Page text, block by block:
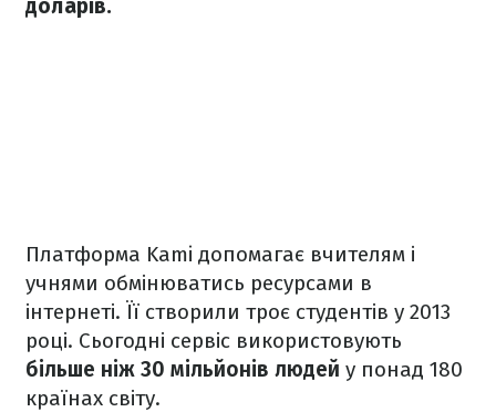
доларів.
Платформа Kami допомагає вчителям і
учнями обмінюватись ресурсами в
інтернеті. Її створили троє студентів у 2013
році. Сьогодні сервіс використовують
більше ніж 30 мільйонів людей у понад 180
країнах світу.